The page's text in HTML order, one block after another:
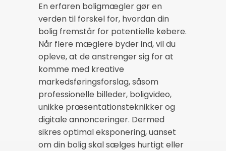
En erfaren boligmægler gør en
verden til forskel for, hvordan din
bolig fremstår for potentielle købere.
Når flere mæglere byder ind, vil du
opleve, at de anstrenger sig for at
komme med kreative
markedsføringsforslag, såsom
professionelle billeder, boligvideo,
unikke præsentationsteknikker og
digitale annonceringer. Dermed
sikres optimal eksponering, uanset
om din bolig skal sælges hurtigt eller